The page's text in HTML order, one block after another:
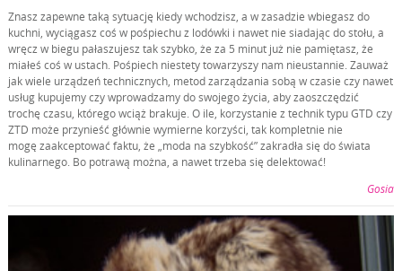
Znasz zapewne taką sytuację kiedy wchodzisz, a w zasadzie wbiegasz do
kuchni, wyciągasz coś w pośpiechu z lodówki i nawet nie siadając do stołu, a
wręcz w biegu pałaszujesz tak szybko, że za 5 minut już nie pamiętasz, że
miałeś coś w ustach. Pośpiech niestety towarzyszy nam nieustannie. Zauważ
jak wiele urządzeń technicznych, metod zarządzania sobą w czasie czy nawet
usług kupujemy czy wprowadzamy do swojego życia, aby zaoszczędzić
trochę czasu, którego wciąż brakuje. O ile, korzystanie z technik typu GTD czy
ZTD może przynieść głównie wymierne korzyści, tak kompletnie nie
mogę zaakceptować faktu, że „moda na szybkość” zakradła się do świata
kulinarnego. Bo potrawą można, a nawet trzeba się delektować!
Gosia